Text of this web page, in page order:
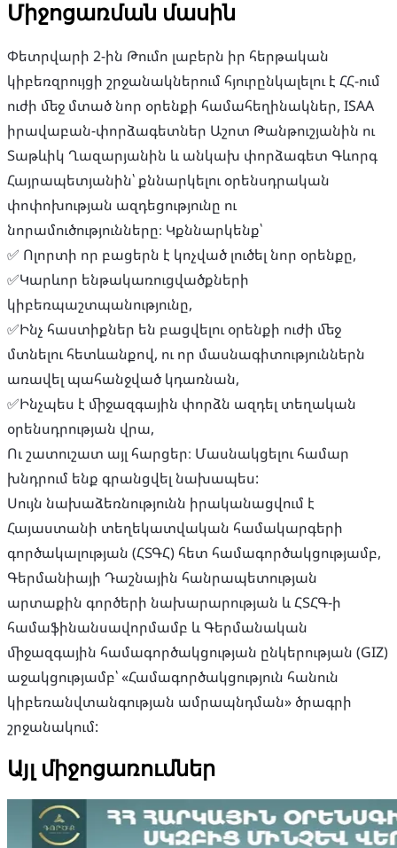
Միջոցառման մասին
​​Փետրվարի 2-ին Թումո լաբերն իր հերթական
կիբեռզրույցի շրջանակներում հյուրընկալելու է ՀՀ-ում
ուժի մեջ մտած նոր օրենքի համահեղինակներ, ISAA
իրավաբան-փորձագետներ Աշոտ Թանթուշյանին ու
Տաթևիկ Ղազարյանին և անկախ փորձագետ Գևորգ
Հայրապետյանին՝ քննարկելու օրենսդրական
փոփոխության ազդեցությունը ու
նորամուծությունները։ Կքննարկենք՝
​​✅ Ոլորտի որ բացերն է կոչված լուծել նոր օրենքը,
​​✅Կարևոր ենթակառուցվածքների
կիբեռպաշտպանությունը,
​​✅Ինչ հաստիքներ են բացվելու օրենքի ուժի մեջ
մտնելու հետևանքով, ու որ մասնագիտություններն
առավել պահանջված կդառնան,
​​✅Ինչպես է միջազգային փորձն ազդել տեղական
օրենսդրության վրա,
​​Ու շատուշատ այլ հարցեր։ Մասնակցելու համար
խնդրում ենք գրանցվել նախապես:
​​Սույն նախաձեռնությունն իրականացվում է
Հայաստանի տեղեկատվական համակարգերի
գործակալության (ՀՏԳՀ) հետ համագործակցությամբ,
Գերմանիայի Դաշնային հանրապետության
արտաքին գործերի նախարարության և ՀՏՀԳ-ի
համաֆինանսավորմամբ և Գերմանական
միջազգային համագործակցության ընկերության (GIZ)
աջակցությամբ՝ «Համագործակցություն հանուն
կիբեռանվտանգության ամրապնդման» ծրագրի
շրջանակում:
Այլ միջոցառումներ